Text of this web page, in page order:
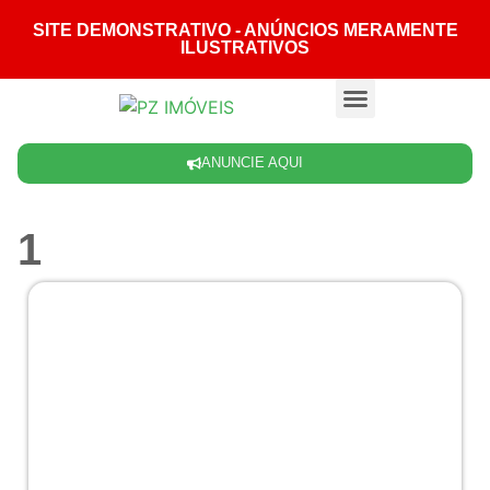
SITE DEMONSTRATIVO - ANÚNCIOS MERAMENTE
ILUSTRATIVOS
ANUNCIE AQUI
1